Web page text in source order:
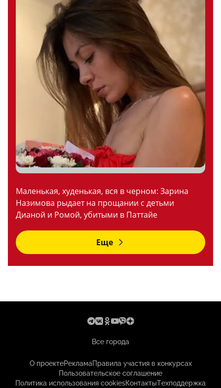
Маленькая, худенькая, вся в черном: Зарина
Назимова рыдает на прощании с детьми
Дианой и Ромой, убитыми в Паттайе
Еще
Все города
О проектеРекламаПравила участия в конкурсах
Пользовательское соглашение
Политика использования cookiesКонтактыТехподдержка